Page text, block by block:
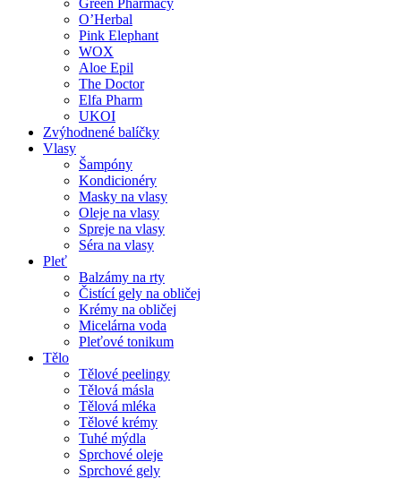
Green Pharmacy
O’Herbal
Pink Elephant
WOX
Aloe Epil
The Doctor
Elfa Pharm
UKOI
Zvýhodnené balíčky
Vlasy
Šampóny
Kondicionéry
Masky na vlasy
Oleje na vlasy
Spreje na vlasy
Séra na vlasy
Pleť
Balzámy na rty
Čistící gely na obličej
Krémy na obličej
Micelárna voda
Pleťové tonikum
Tělo
Tělové peelingy
Tělová másla
Tělová mléka
Tělové krémy
Tuhé mýdla
Sprchové oleje
Sprchové gely